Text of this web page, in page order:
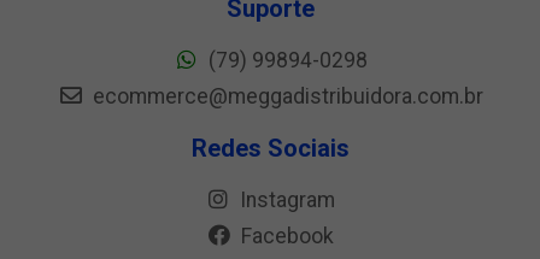
Suporte
(79) 99894-0298
ecommerce@meggadistribuidora.com.br
Redes Sociais
Instagram
Facebook